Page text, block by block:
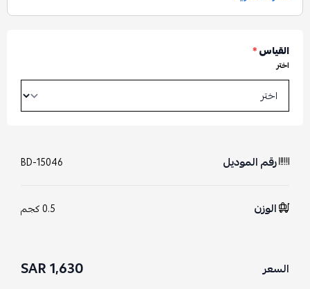
القياس*
اختر
رقم الموديل BD-15046
الوزن 0.5 كجم
السعر 1,630 SAR